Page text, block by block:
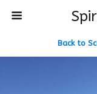
Back to